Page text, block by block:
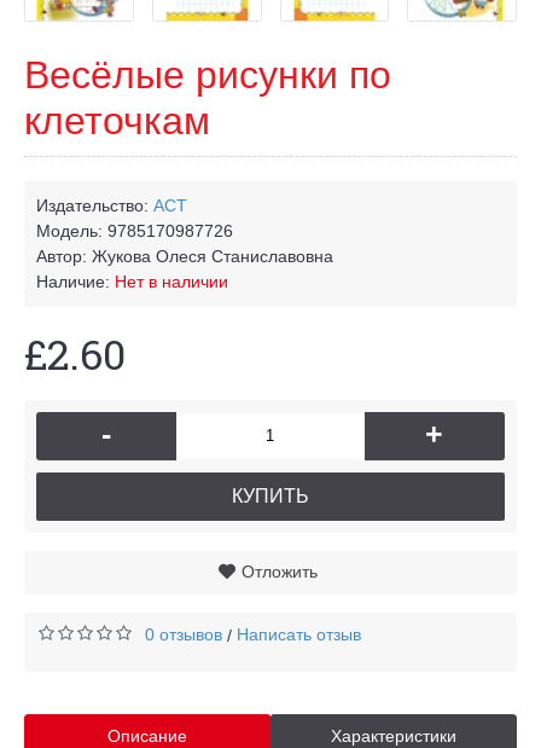
Весёлые рисунки по
клеточкам
Издательство: АСТ
Модель: 9785170987726
Автор: Жукова Олеся Станиславовна
Наличие: Нет в наличии
£2.60
- +
КУПИТЬ
Отложить
0 отзывов / Написать отзыв
Описание Характеристики